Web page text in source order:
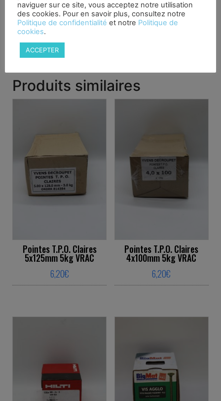
Domaine d’application:
Raccords bois-bois et acier-bois, construction de
meubles, aménagement de locaux commerciaux,
aménagement intérieur et construction intérieure.
Produits similaires
Pointes T.P.O. Claires
5x125mm 5kg VRAC
6,20€
Pointes T.P.O. Claires
4x100mm 5kg VRAC
6,20€
naviguer sur ce site, vous acceptez notre utilisation
des cookies. Pour en savoir plus, consultez notre
Politique de confidentialité et notre Politique de
cookies.
ACCEPTER